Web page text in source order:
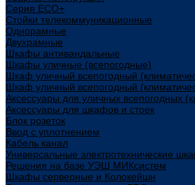
Серия ECO+
Стойки телекоммуникационные
Однорамные
Двухрамные
Шкафы антивандальные
Шкафы уличные (всепогодные)
Шкаф уличный всепогодный
Шкаф уличный всепогодный
Аксессуары для уличных всепогодных
Аксессуары для шкафов и стоек
Блок розеток
Ввод с уплотнением
Кабель канал
Универсальные электротехнические
Решения на базе УЭШ МИКсистем
Шкафы серверные и Колокейшн